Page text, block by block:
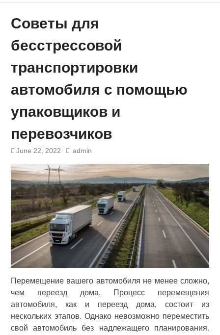
Советы для
бесстрессовой
транспортировки
автомобиля с помощью
упаковщиков и
перевозчиков
June 22, 2022 admin
Перемещение вашего автомобиля не менее сложно,
чем переезд дома. Процесс перемещения
автомобиля, как и переезд дома, состоит из
нескольких этапов. Однако невозможно переместить
свой автомобиль без надлежащего планирования.